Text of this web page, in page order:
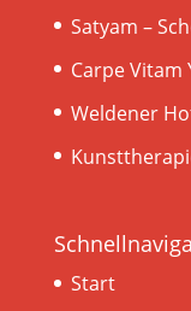
Satyam –
Carpe Vitam
Weldener
Start